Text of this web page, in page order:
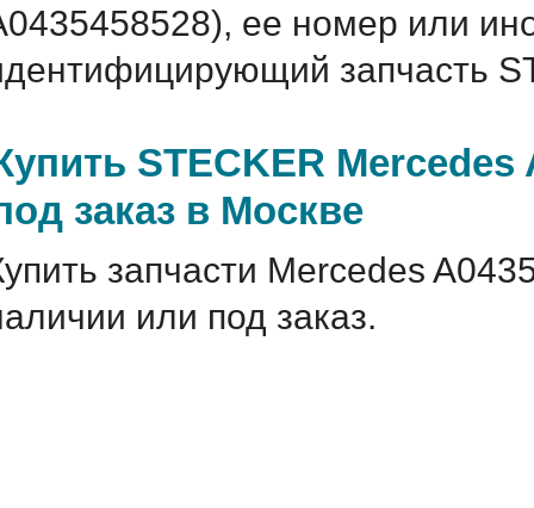
ее номер или
запчасть
STECKER
заказ в Москве
запчасти Mercedes
или под заказ.